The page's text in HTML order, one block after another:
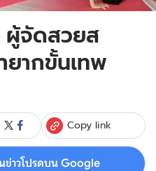
ผู้จัดสวยส
ยากขั้นเทพ
Copy link
ข่าวโปรดบน Google